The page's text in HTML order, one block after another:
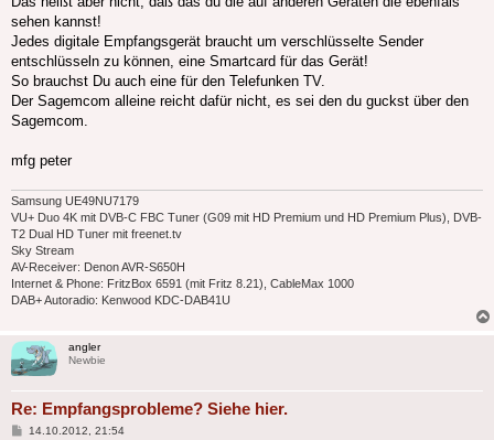
sehen kannst!
Jedes digitale Empfangsgerät braucht um verschlüsselte Sender
entschlüsseln zu können, eine Smartcard für das Gerät!
So brauchst Du auch eine für den Telefunken TV.
Der Sagemcom alleine reicht dafür nicht, es sei den du guckst über den
Sagemcom.
mfg peter
Samsung UE49NU7179
VU+ Duo 4K mit DVB-C FBC Tuner (G09 mit HD Premium und HD Premium Plus), DVB-
T2 Dual HD Tuner mit freenet.tv
Sky Stream
AV-Receiver: Denon AVR-S650H
Internet & Phone: FritzBox 6591 (mit Fritz 8.21), CableMax 1000
DAB+ Autoradio: Kenwood KDC-DAB41U
angler
Newbie
Re: Empfangsprobleme? Siehe hier.
Beitrag
14.10.2012, 21:54